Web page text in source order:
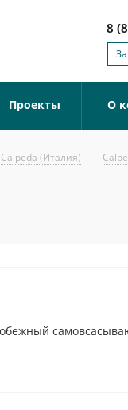
8
Проекты О
(Италия) -